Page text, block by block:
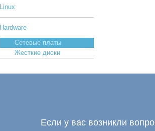
Linux
Hardware
Сетевые платы
Жесткие диски
Если у вас возникли